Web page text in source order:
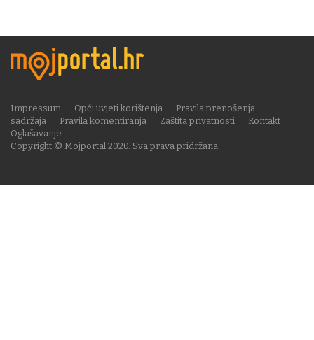
Copyright © Mojportal 2020. Sva prava pridržana.
Impressum Opći uvjeti korištenja
Pravila prenošenja
sadržaja
Pravila komentiranja Zaštita privatnosti
Kontakt
Oglašavanje